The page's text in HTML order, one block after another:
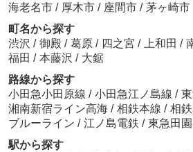
海老名市 / 厚木市 / 座間市 / 茅ヶ崎市
町名から探す
渋沢 / 御殿 / 葛原 / 四之宮 / 上和田 /
福田 / 本藤沢 / 大鋸
路線から探す
小田急小田原線 / 小田急江ノ島線 /
湘南新宿ライン高海 / 相鉄本線 / 相
ブルーライン / 江ノ島電鉄 / 東急田
駅から探す